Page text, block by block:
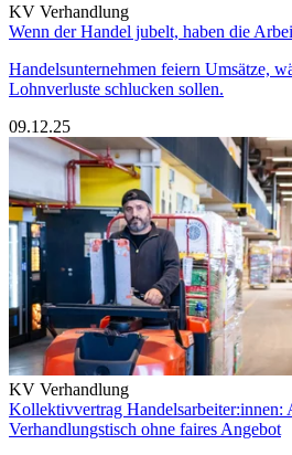
KV Verhandlung
Wenn der Handel jubelt, haben die
Handelsunternehmen feiern Umsätze,
Lohnverluste schlucken sollen.
09.12.25
KV Verhandlung
Kollektivvertrag Handelsarbeiter:innen:
Verhandlungstisch ohne faires Angebot